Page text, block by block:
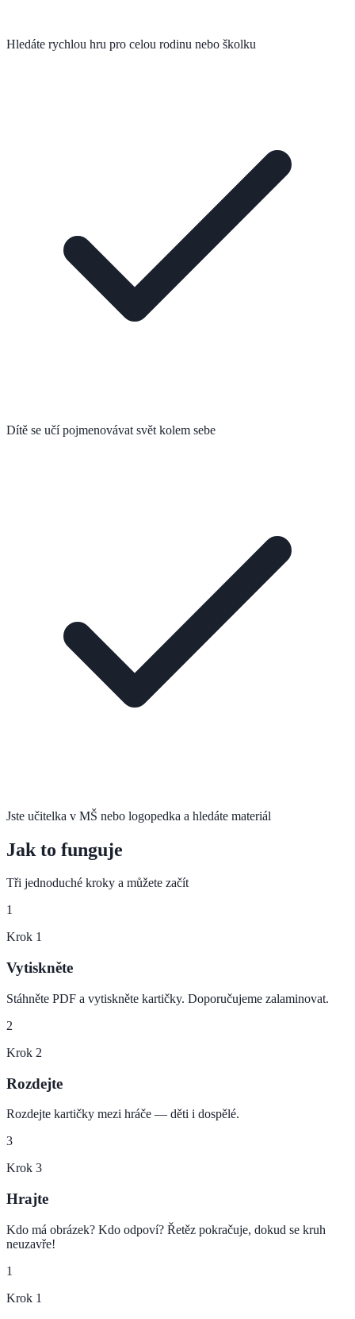
Hledáte rychlou hru pro celou rodinu nebo školku
Dítě se učí pojmenovávat svět kolem sebe
Jste učitelka v MŠ nebo logopedka a hledáte materiál
Jak to funguje
Tři jednoduché kroky a můžete začít
1
Krok 1
Vytiskněte
Stáhněte PDF a vytiskněte kartičky. Doporučujeme zalaminovat.
2
Krok 2
Rozdejte
Rozdejte kartičky mezi hráče — děti i dospělé.
3
Krok 3
Hrajte
Kdo má obrázek? Kdo odpoví? Řetěz pokračuje, dokud se kruh
neuzavře!
1
Krok 1